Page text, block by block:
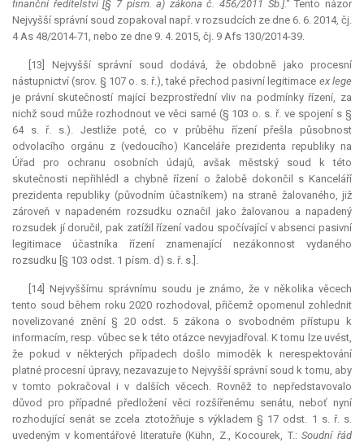
finanční ředitelství [§ 7 písm. a) zákona č. 456/2011 Sb.].“ Tento názor
Nejvyšší správní soud zopakoval např. v rozsudcích ze dne 6. 6. 2014, čj.
4 As 48/2014-71, nebo ze dne 9. 4. 2015, čj. 9 Afs 130/2014-39.
[13] Nejvyšší správní soud dodává, že obdobně jako procesní
nástupnictví (srov. § 107 o. s. ř.), také přechod pasivní legitimace ex lege
je právní skutečností mající bezprostřední vliv na podmínky řízení, za
nichž soud může rozhodnout ve věci samé (§ 103 o. s. ř. ve spojení s §
64 s. ř. s.). Jestliže poté, co v průběhu řízení přešla působnost
odvolacího orgánu z (vedoucího) Kanceláře prezidenta republiky na
Úřad pro ochranu osobních údajů, avšak městský soud k této
skutečnosti nepřihlédl a chybně řízení o žalobě dokončil s Kanceláří
prezidenta republiky (původním účastníkem) na straně žalovaného, již
zároveň v napadeném rozsudku označil jako žalovanou a napadený
rozsudek jí doručil, pak zatížil řízení vadou spočívající v absenci pasivní
legitimace účastníka řízení znamenající nezákonnost vydaného
rozsudku [§ 103 odst. 1 písm. d) s. ř. s.].
[14] Nejvyššímu správnímu soudu je známo, že v několika věcech
tento soud během roku 2020 rozhodoval, přičemž opomenul zohlednit
novelizované znění § 20 odst. 5 zákona o svobodném přístupu k
informacím, resp. vůbec se k této otázce nevyjadřoval. K tomu lze uvést,
že pokud v některých případech došlo mimoděk k nerespektování
platné procesní úpravy, nezavazuje to Nejvyšší správní soud k tomu, aby
v tomto pokračoval i v dalších věcech. Rovněž to nepředstavovalo
důvod pro případné předložení věci rozšířenému senátu, neboť nyní
rozhodující senát se zcela ztotožňuje s výkladem § 17 odst. 1 s. ř. s.
uvedeným v komentářové literatuře (Kühn, Z., Kocourek, T.:Soudní řád